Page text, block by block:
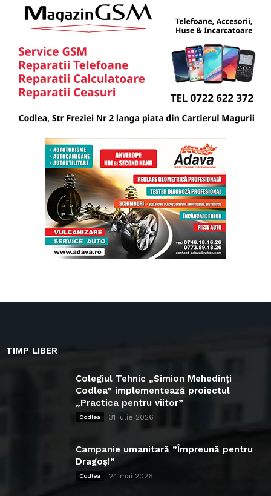
TIMP LIBER
Colegiul Tehnic „Simion Mehedinți
Codlea” implementează proiectul
„Practica pentru viitor”
Codlea 31 iulie 2026
Campanie umanitară ”Împreună pentru
Dragoș!”
Codlea 24 mai 2026